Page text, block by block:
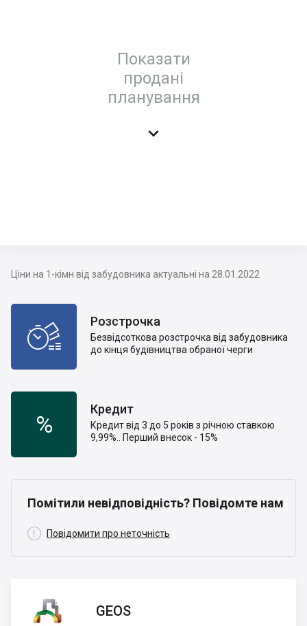
Показати
продані
планування

Ціни на 1-кімн від забудовника актуальні на 28.01.2022
 Розстрочка
Безвідсоткова розстрочка від забудовника
до кінця будівництва обраної черги
%
Кредит
Кредит від 3 до 5 років з річною ставкою
9,99%.. Перший внесок - 15%
Помітили невідповідність? Повідомте нам
 Повідомити про неточність
GEOS
GEOS